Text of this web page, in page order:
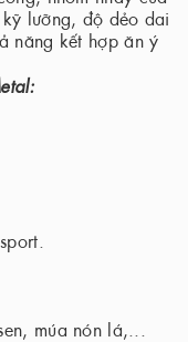
lưỡng, độ dẻo dai
năng kết hợp ăn ý
múa nón lá,...